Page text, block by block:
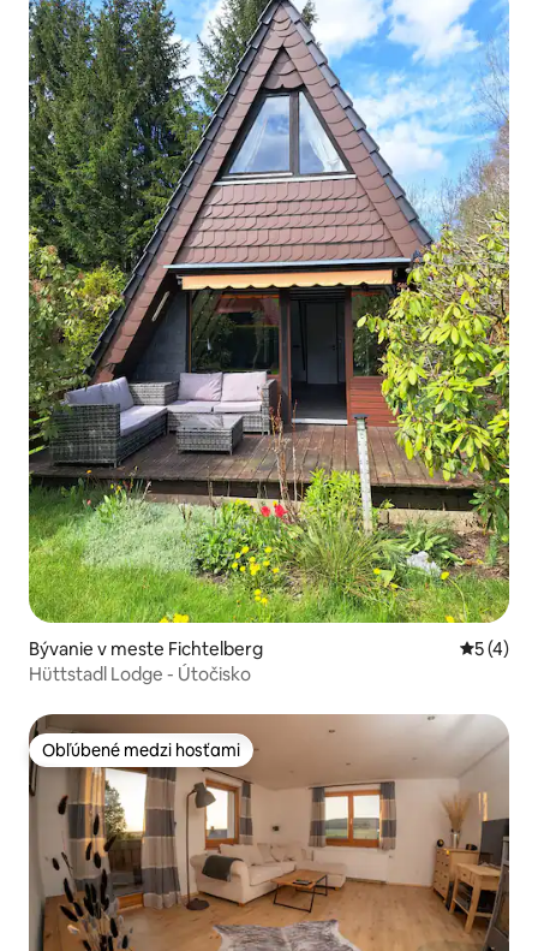
Bývanie v meste Fichtelberg
5 (4)
Hüttstadl Lodge - Útočisko
Obľúbené medzi hosťami
Obľúbené medzi hosťami